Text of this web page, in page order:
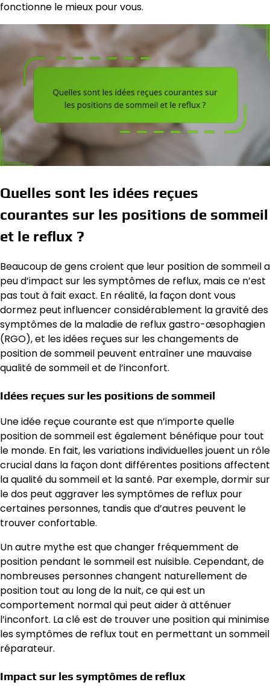
fonctionne le mieux pour vous.
Quelles sont les idées reçues
courantes sur les positions de sommeil
et le reflux ?
Beaucoup de gens croient que leur position de sommeil a
peu d’impact sur les symptômes de reflux, mais ce n’est
pas tout à fait exact. En réalité, la façon dont vous
dormez peut influencer considérablement la gravité des
symptômes de la maladie de reflux gastro-œsophagien
(RGO), et les idées reçues sur les changements de
position de sommeil peuvent entraîner une mauvaise
qualité de sommeil et de l’inconfort.
Idées reçues sur les positions de sommeil
Une idée reçue courante est que n’importe quelle
position de sommeil est également bénéfique pour tout
le monde. En fait, les variations individuelles jouent un rôle
crucial dans la façon dont différentes positions affectent
la qualité du sommeil et la santé. Par exemple, dormir sur
le dos peut aggraver les symptômes de reflux pour
certaines personnes, tandis que d’autres peuvent le
trouver confortable.
Un autre mythe est que changer fréquemment de
position pendant le sommeil est nuisible. Cependant, de
nombreuses personnes changent naturellement de
position tout au long de la nuit, ce qui est un
comportement normal qui peut aider à atténuer
l’inconfort. La clé est de trouver une position qui minimise
les symptômes de reflux tout en permettant un sommeil
réparateur.
Impact sur les symptômes de reflux